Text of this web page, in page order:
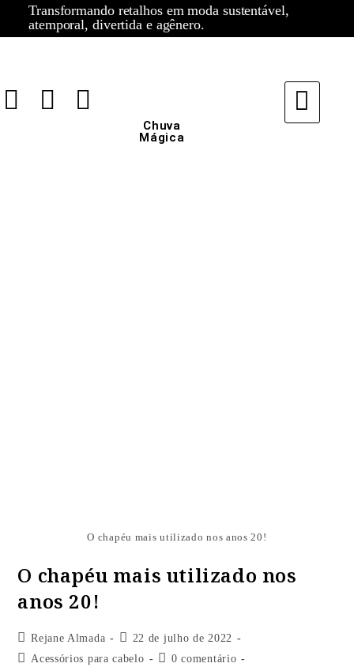
Transformando retalhos em moda sustentável,
atemporal, divertida e agênero.
Chuva
Mágica
O chapéu mais utilizado nos anos 20!
O chapéu mais utilizado nos
anos 20!
Rejane Almada
22 de julho de 2022
Acessórios para cabelo
0 comentário